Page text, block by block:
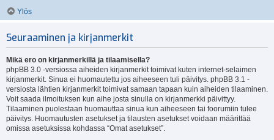
Ylös
Seuraaminen ja kirjanmerkit
Mikä ero on kirjanmerkillä ja tilaamisella?
phpBB 3.0 -versiossa aiheiden kirjanmerkit toimivat kuten internet-selaimen
kirjanmerkit. Sinua ei huomautettu jos aiheeseen tuli päivitys. phpBB 3.1 -
versiosta lähtien kirjanmerkit toimivat samaan tapaan kuin aiheiden tilaaminen.
Voit saada ilmoituksen kun aihe josta sinulla on kirjanmerkki päivittyy.
Tilaaminen puolestaan huomauttaa sinua kun aiheeseen tai foorumiin tulee
päivitys. Huomautusten asetukset ja tilausten asetukset voidaan määrittää
omissa asetuksissa kohdassa “Omat asetukset”.